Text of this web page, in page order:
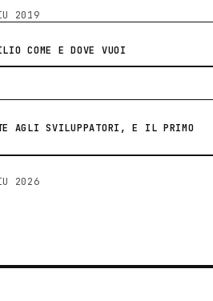
2019
COME E DOVE VUOI
AGLI SVILUPPATORI, E IL PRIMO
2026